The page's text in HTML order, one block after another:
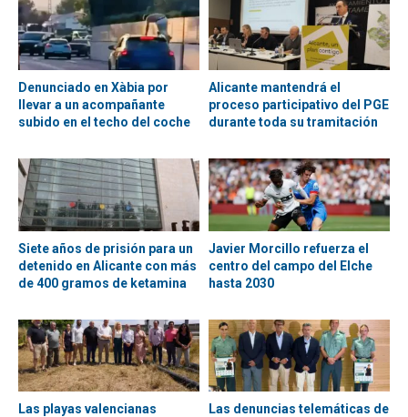
Denunciado en Xàbia por
llevar a un acompañante
subido en el techo del coche
Alicante mantendrá el
proceso participativo del PGE
durante toda su tramitación
Siete años de prisión para un
detenido en Alicante con más
de 400 gramos de ketamina
Javier Morcillo refuerza el
centro del campo del Elche
hasta 2030
Las playas valencianas
Las denuncias telemáticas de